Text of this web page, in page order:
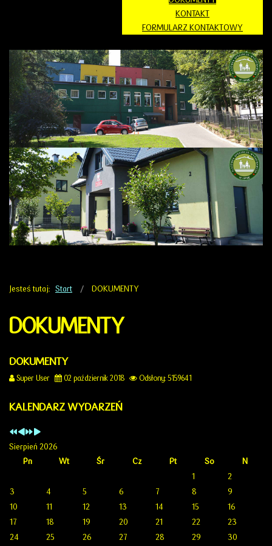
KONTAKT
FORMULARZ KONTAKTOWY
Jesteś tutaj: Start DOKUMENTY
DOKUMENTY
DOKUMENTY
Super User 02 październik 2018 Odsłony: 5159641
KALENDARZ WYDARZEŃ
Sierpień 2026
Pn
Wt Śr Cz Pt So
N
1
2
3
4 5 6 7 8
9
10
11 12 13 14 15
16
17
18 19 20 21 22
23
24
25 26 27 28 29
30